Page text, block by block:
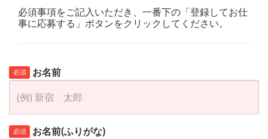
必須事項をご記入いただき、一番下の「登録してお仕
事に応募する」ボタンをクリックしてください。
必須 お名前
必須 お名前(ふりがな)